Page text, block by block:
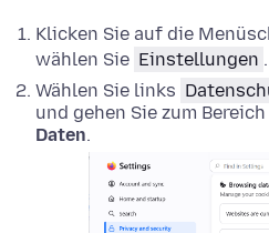
Klicken Sie auf die
wählen Sie Einstellungen .
Wählen Sie links
und gehen Sie zum Bereich
Daten.